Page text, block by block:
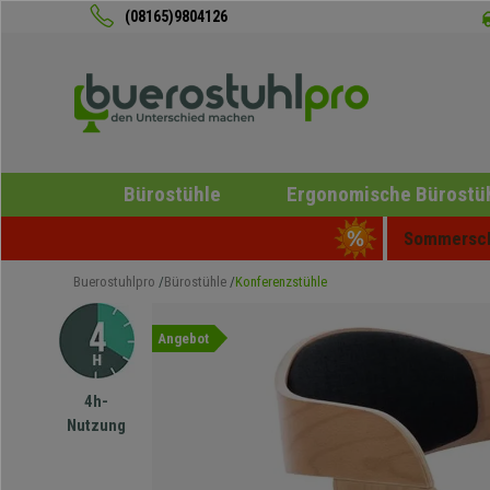
(08165)9804126
Bürostühle Ergonomische
Buerostuhlpro Bürostühle Konferenzstühle
4h-
Nutzung
Angebot